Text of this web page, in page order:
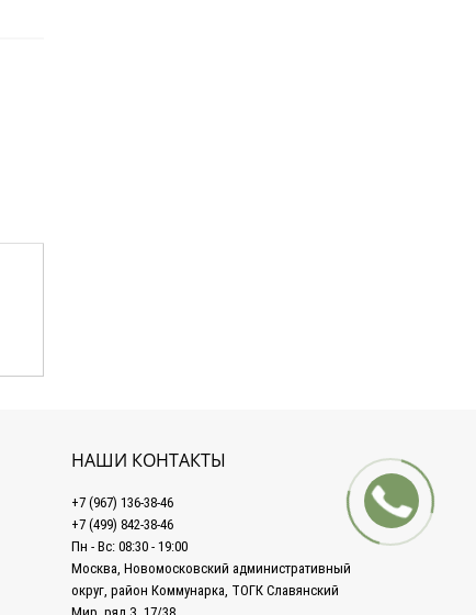
НАШИ КОНТАКТЫ
+7 (967) 136-38-46
+7 (499) 842-38-46
Пн - Вс: 08:30 - 19:00
Москва, Новомосковский административный
округ, район Коммунарка, ТОГК Славянский